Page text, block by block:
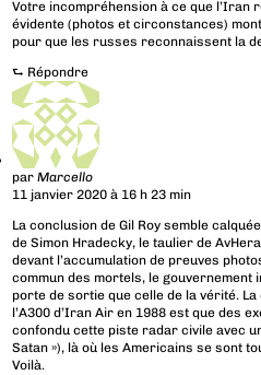
Votre incompréhension à ce que l’Iran
évidente (photos et circonstances)
pour que les russes reconnaissent la
⮑ Répondre
parMarcello
11 janvier 2020 à 16 h 23 min
La conclusion de Gil Roy semble
de Simon Hradecky, le taulier de
devant l’accumulation de preuves
commun des mortels, le gouvernement
porte de sortie que celle de la vérité.
l’A300 d’Iran Air en 1988 est que des
confondu cette piste radar civile avec
Satan »), là où les Americains se sont
Voilà.